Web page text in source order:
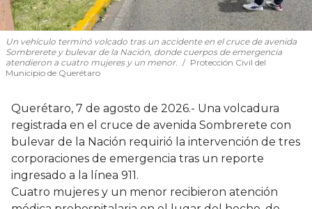
Un vehículo terminó volcado tras un accidente en el cruce de avenida
Sombrerete y bulevar de la Nación, donde cuerpos de emergencia
atendieron a cuatro mujeres y un menor.
Protección Civil del
Municipio de Querétaro
Querétaro, 7 de agosto de 2026.- Una volcadura
registrada en el cruce de avenida Sombrerete con
bulevar de la Nación requirió la intervención de tres
corporaciones de emergencia tras un reporte
ingresado a la línea 911.
Cuatro mujeres y un menor recibieron atención